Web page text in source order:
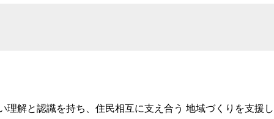
解と認識を持ち、住民相互に支え合う 地域づくりを支援